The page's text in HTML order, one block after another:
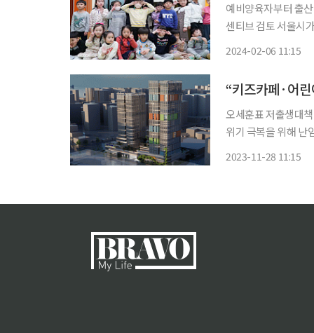
예비양육자부터 출
센티브 검토 서울시가 기존 양육자의 행복에 초점을 맞춘 ‘엄마아빠 행복 프로젝트’에서 예비
2024-02-06 11:15
“키즈카페·어
오세훈표 저출생대책 5
위기 극복을 위해 난
2023-11-28 11:15